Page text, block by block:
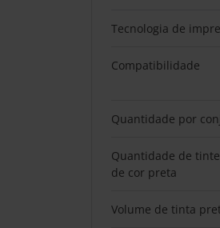
Tecnologia de
Compatibilidade
Quantidade por
Quantidade de
de cor preta
Volume de tinta